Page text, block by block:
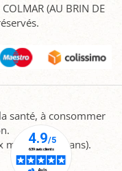
COLMAR (AU BRIN DE
santé, à consommer
mineurs (-18 ans).